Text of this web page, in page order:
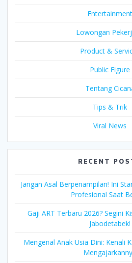
Entertainment
Lowongan
Product &
Public Figure
Tentang
Tips & Trik
Viral News
RECENT
Jangan Asal Berpenampilan! Ini
Profesional Saat
Gaji ART Terbaru 2026? Segini
Jabodetabek!
Mengenal Anak Usia Dini: Kenali